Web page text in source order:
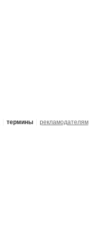
термины рекламодателям